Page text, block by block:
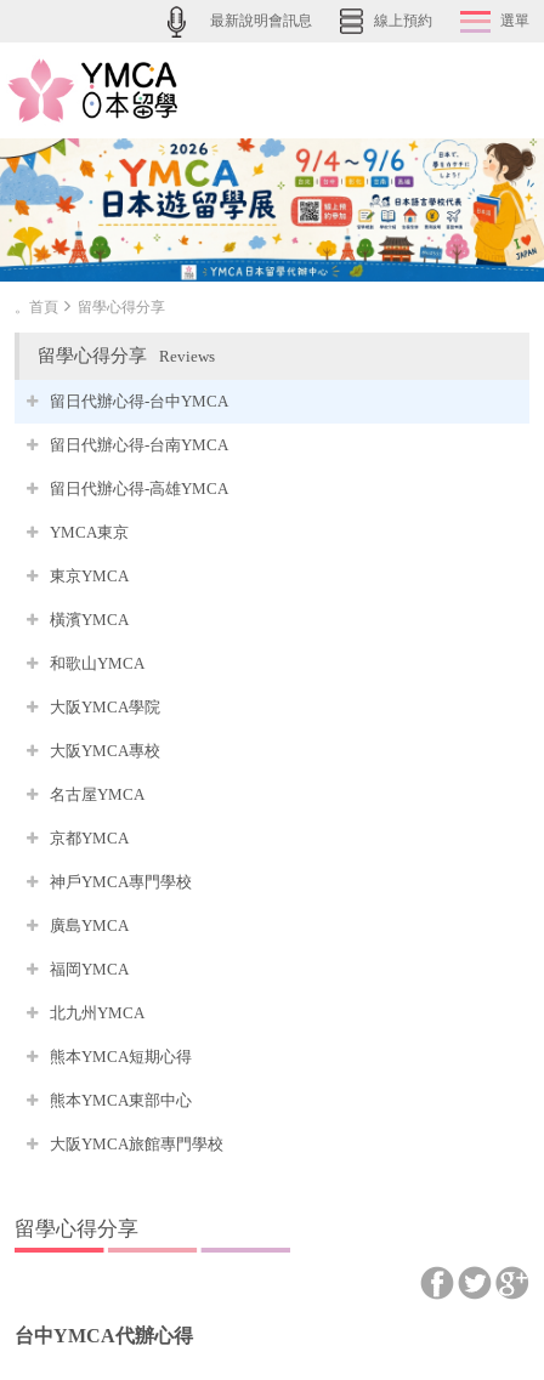
最新說明會訊息 線上預約 選單
。首頁 留學心得分享
留學心得分享 Reviews
留日代辦心得-台中YMCA
留日代辦心得-台南YMCA
留日代辦心得-高雄YMCA
YMCA東京
東京YMCA
橫濱YMCA
和歌山YMCA
大阪YMCA學院
大阪YMCA專校
名古屋YMCA
京都YMCA
神戶YMCA專門學校
廣島YMCA
福岡YMCA
北九州YMCA
熊本YMCA短期心得
熊本YMCA東部中心
大阪YMCA旅館專門學校
留學心得分享
台中YMCA代辦心得